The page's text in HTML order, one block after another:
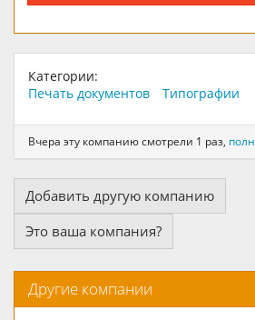
Категории:
Печать документов
Типографии
Вчера эту компанию смотрели 1 раз,
Добавить другую компанию
Это ваша компания?
Другие компании